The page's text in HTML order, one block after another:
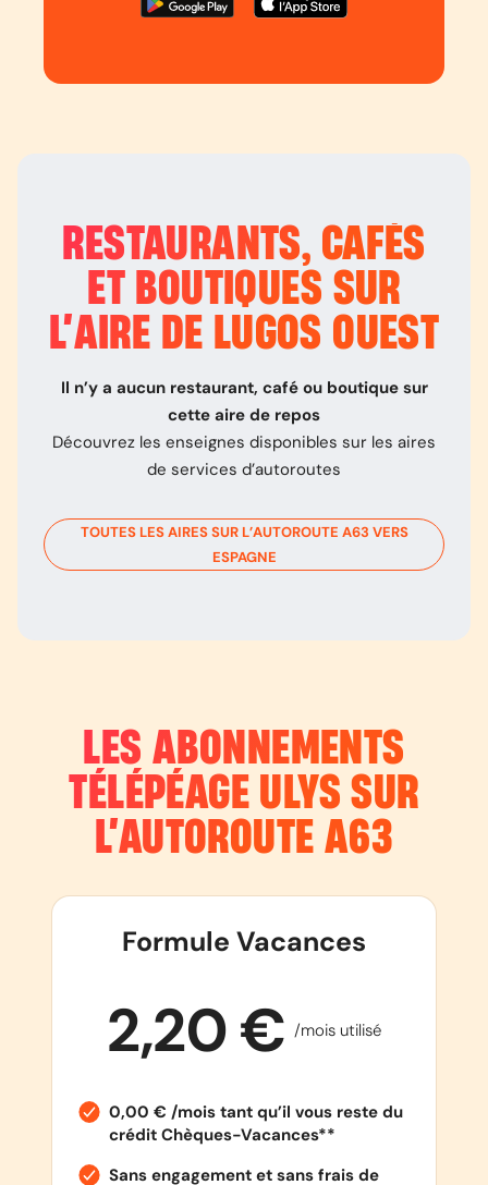
RESTAURANTS, CAFÉS
ET BOUTIQUES SUR
L’AIRE DE LUGOS OUEST
Il n’y a aucun restaurant, café ou boutique sur
cette aire de repos
Découvrez les enseignes disponibles sur les aires
de services d’autoroutes
TOUTES LES AIRES SUR L’AUTOROUTE A63 VERS
ESPAGNE
LES ABONNEMENTS
TÉLÉPÉAGE ULYS SUR
L’AUTOROUTE A63
Formule Vacances
2,20 € /mois utilisé
0,00 € /mois tant qu’il vous reste du
crédit Chèques-Vacances**
Sans engagement et sans frais de